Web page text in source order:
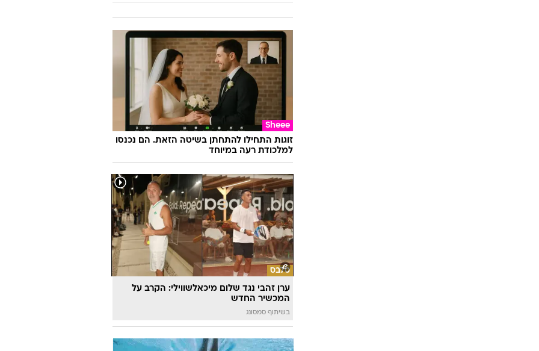
Sheee
זוגות התחילו להתחתן בשיטה הזאת. הם נכנסו
למלכודת רעה במיוחד
סלבס
ערן זהבי נגד שלום מיכאלשווילי: הקרב על
המכשיר החדש
בשיתוף סמסונג